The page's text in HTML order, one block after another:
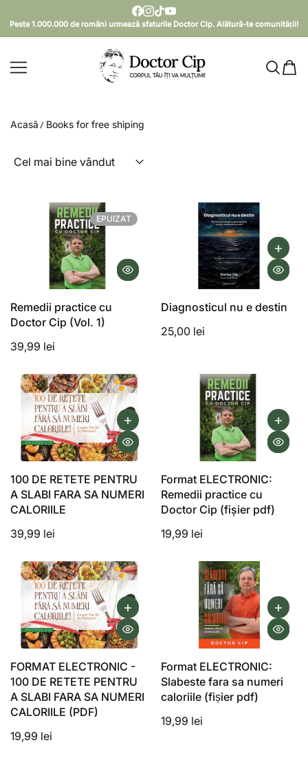
Peste 1.000.000 de români urmează sfaturile Doctor Cip. Alătură-te comunității!
Doctor Cip - Corpul tău îți va mulțumi!
Acasă Books for free shiping
EPUIZAT
Remedii practice cu
Doctor Cip (Vol. 1)
39,99 lei
Diagnosticul nu e destin
25,00 lei
100 DE RETETE PENTRU
A SLABI FARA SA NUMERI
CALORIILE
39,99 lei
Format ELECTRONIC:
Remedii practice cu
Doctor Cip (fişier pdf)
19,99 lei
FORMAT ELECTRONIC -
100 DE RETETE PENTRU
A SLABI FARA SA NUMERI
CALORIILE (PDF)
19,99 lei
Format ELECTRONIC:
Slabeste fara sa numeri
caloriile (fișier pdf)
19,99 lei